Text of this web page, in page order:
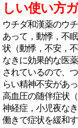
しい使い方
ウチダ和漢薬のウ
あって，動悸，不
状（動悸，不安，
なきに効果的な医
されているので、
らい精神不安があ
高血圧の随伴症状
神経症，小児夜な
働きで症状を緩和